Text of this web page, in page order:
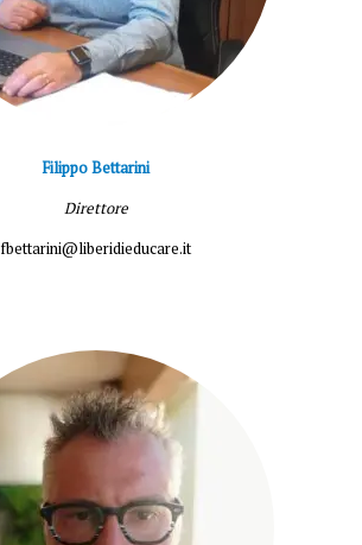
Filippo Bettarini
Direttore
fbettarini@liberidieducare.it